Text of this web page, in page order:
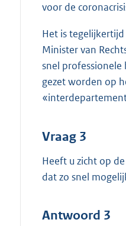
voor de
Het is
Minister van
snel professionele
gezet worden op
Vraag 3
Heeft u zicht op
dat zo snel
Antwoord 3